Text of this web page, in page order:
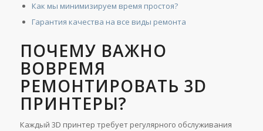
Как мы минимизируем время простоя?
Гарантия качества на все виды ремонта
ПОЧЕМУ ВАЖНО
ВОВРЕМЯ
РЕМОНТИРОВАТЬ 3D
ПРИНТЕРЫ?
Каждый 3D принтер требует регулярного обслуживания